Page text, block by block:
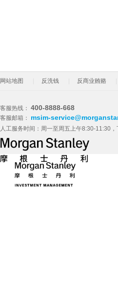
网站地图 反洗钱 反商业贿赂
客服热线： 400-8888-668
客服邮箱： msim-
人工服务时间：周一至周五上午8:30-11:30